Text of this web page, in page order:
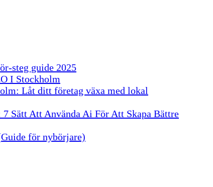
steg guide 2025
I Stockholm
Låt ditt företag växa med lokal
Sätt Att Använda Ai För Att Skapa Bättre
för nybörjare)